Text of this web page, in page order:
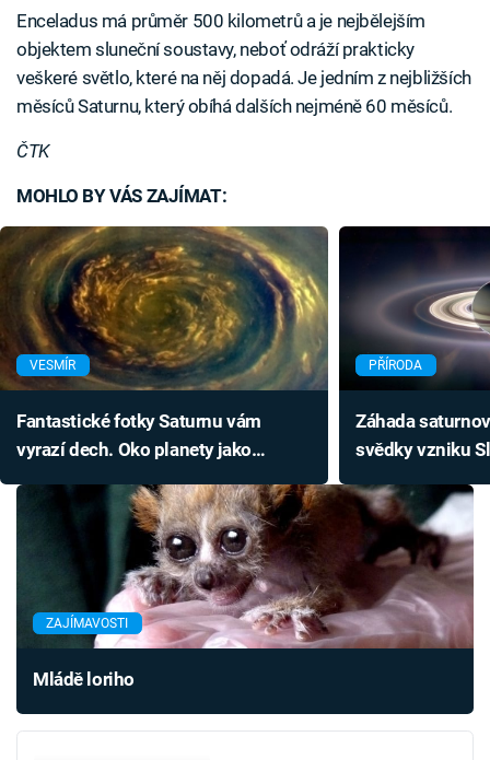
Enceladus má průměr 500 kilometrů a je nejbělejším
objektem sluneční soustavy, neboť odráží prakticky
veškeré světlo, které na něj dopadá. Je jedním z nejbližších
měsíců Saturnu, který obíhá dalších nejméně 60 měsíců.
ČTK
MOHLO BY VÁS ZAJÍMAT:
VESMÍR
Fantastické fotky Saturnu vám
vyrazí dech. Oko planety jako
PŘÍRODA
Záhada
svědky vzniku
ZAJÍMAVOSTI
Mládě loriho